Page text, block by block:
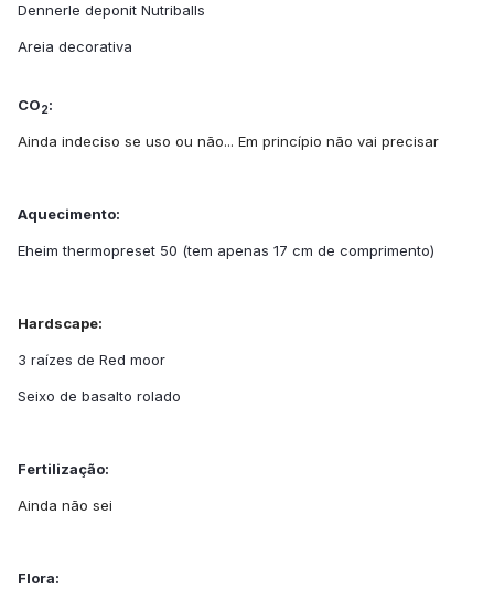
Dennerle deponit Nutriballs
Areia decorativa
CO2:
Ainda indeciso se uso ou não... Em princípio não vai precisar
Aquecimento:
Eheim thermopreset 50 (tem apenas 17 cm de comprimento)
Hardscape:
3 raízes de Red moor
Seixo de basalto rolado
Fertilização:
Ainda não sei
Flora: